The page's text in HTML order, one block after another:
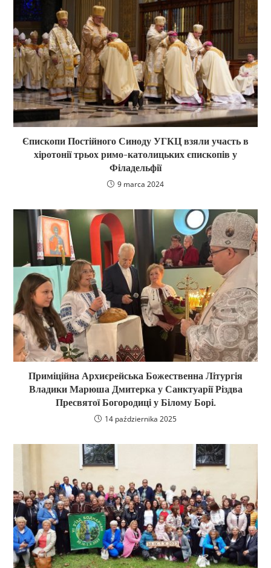
Єпископи Постійного Синоду УГКЦ взяли участь в
хіротонії трьох римо-католицьких єпископів у
Філадельфії
9 marca 2024
Приміційна Архиєрейська Божественна Літургія
Владики Марюша Дмитерка у Санктуарії Різдва
Пресвятої Богородиці у Білому Борі.
14 października 2025